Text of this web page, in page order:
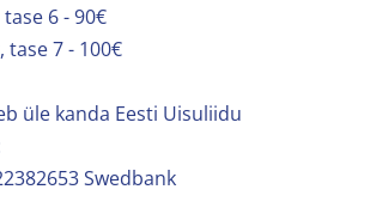
6 - 90€
7 - 100€
üle kanda Eesti Uisuliidu
Swedbank